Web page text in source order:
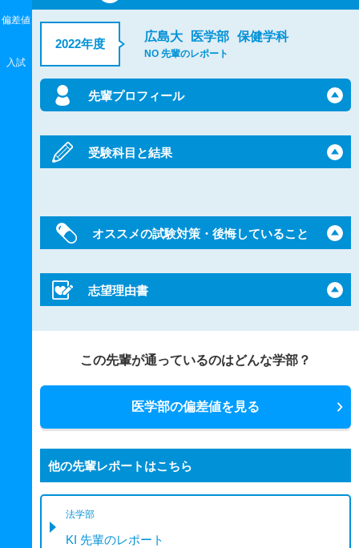
偏差値
入試
2022年度
広島大 医学部 保健学科
NO 先輩のレポート
先輩プロフィール
受験科目と結果
オススメの試験対策・後悔していること
志望理由書
この先輩が通っているのはどんな学部？
医学部の偏差値を見る
他の先輩レポートはこちら
法学部
KI 先輩のレポート